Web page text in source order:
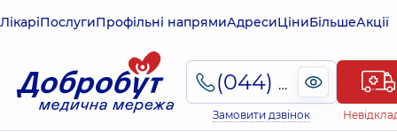
ЛікаріПослугиПрофільні напрямиАдресиЦіниБільшеАкції
(044) 495-2-888
Замовити дзвінок